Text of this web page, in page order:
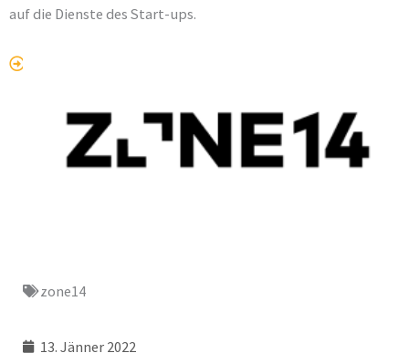
auf die Dienste des Start-ups.
zone14
13. Jänner 2022